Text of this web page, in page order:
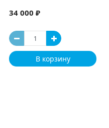
34 000 ₽
В корзину